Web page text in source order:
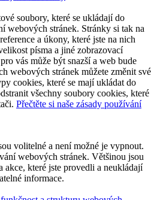
soubory, které se ukládají do
webových stránek. Stránky si tak na
a úkony, které jste na nich
písma a jiné zobrazovací
vás může být snazší a web bude
webových stránek můžete změnit své
cookies, které se mají ukládat do
všechny soubory cookies, které
Přečtěte si naše zásady používání
volitelné a není možné je vypnout.
webových stránek. Většinou jsou
akce, které jste provedli a neukládají
informace.